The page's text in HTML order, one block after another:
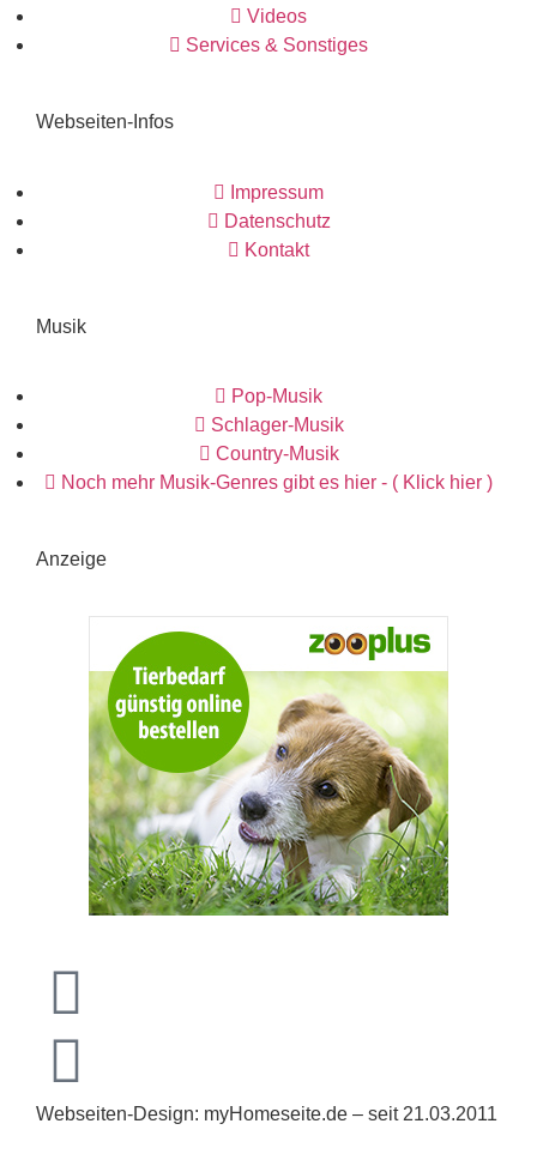
Videos
Services & Sonstiges
Webseiten-Infos
Impressum
Datenschutz
Kontakt
Musik
Pop-Musik
Schlager-Musik
Country-Musik
Noch mehr Musik-Genres gibt es hier - ( Klick hier )
Anzeige
Webseiten-Design: myHomeseite.de – seit 21.03.2011